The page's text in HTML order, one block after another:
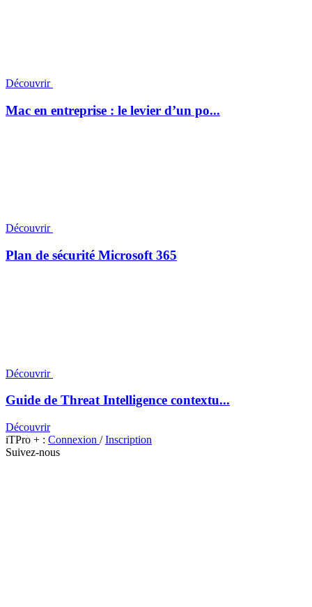
Découvrir
Mac en entreprise : le levier d’un po...
Découvrir
Plan de sécurité Microsoft 365
Découvrir
Guide de Threat Intelligence contextu...
Découvrir
iTPro + : Connexion /Inscription
Suivez-nous